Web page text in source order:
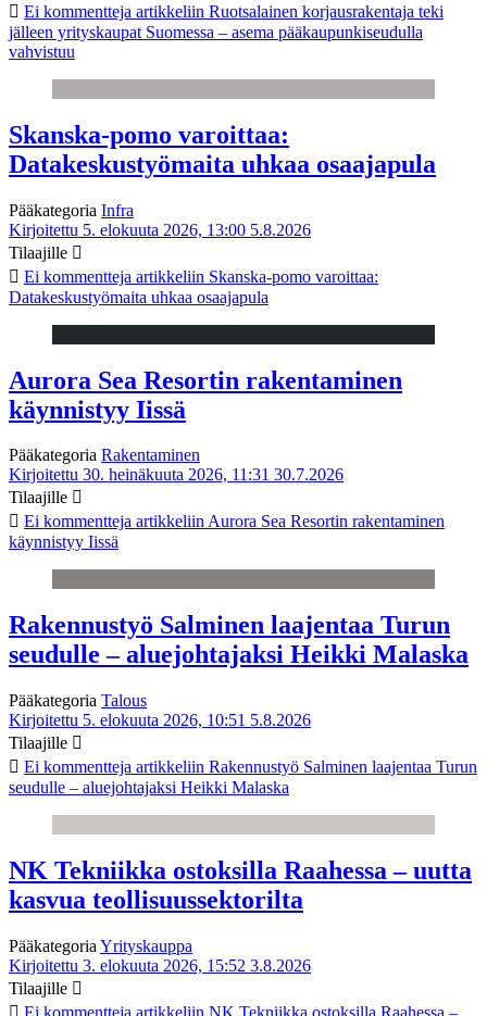
Ei kommentteja artikkeliin Ruotsalainen korjausrakentaja teki
jälleen yrityskaupat Suomessa – asema pääkaupunkiseudulla
vahvistuu
Skanska-pomo varoittaa:
Datakeskustyömaita uhkaa osaajapula
Pääkategoria Infra
Kirjoitettu 5. elokuuta 2026, 13:00 5.8.2026
Tilaajille
Ei kommentteja artikkeliin Skanska-pomo varoittaa:
Datakeskustyömaita uhkaa osaajapula
Aurora Sea Resortin rakentaminen
käynnistyy Iissä
Pääkategoria Rakentaminen
Kirjoitettu 30. heinäkuuta 2026, 11:31 30.7.2026
Tilaajille
Ei kommentteja artikkeliin Aurora Sea Resortin rakentaminen
käynnistyy Iissä
Rakennustyö Salminen laajentaa Turun
seudulle – aluejohtajaksi Heikki Malaska
Pääkategoria Talous
Kirjoitettu 5. elokuuta 2026, 10:51 5.8.2026
Tilaajille
Ei kommentteja artikkeliin Rakennustyö Salminen laajentaa Turun
seudulle – aluejohtajaksi Heikki Malaska
NK Tekniikka ostoksilla Raahessa – uutta
kasvua teollisuussektorilta
Pääkategoria Yrityskauppa
Kirjoitettu 3. elokuuta 2026, 15:52 3.8.2026
Tilaajille
Ei kommentteja artikkeliin NK Tekniikka ostoksilla Raahessa –